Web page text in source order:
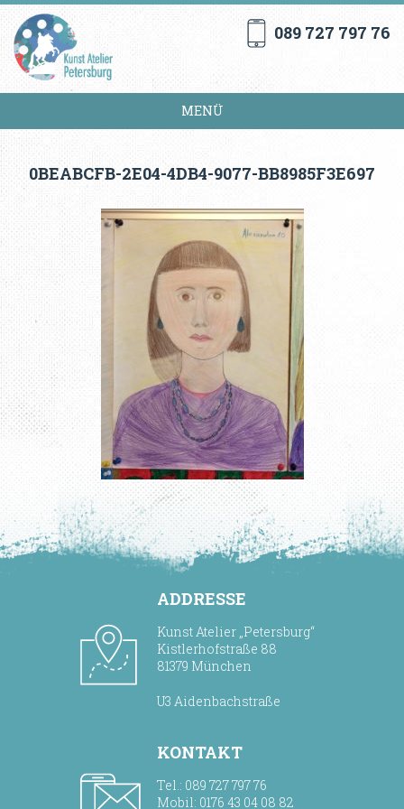
089 727 797 76
MENÜ
0BEABCFB-2E04-4DB4-9077-BB8985F3E697
ADDRESSE
Kunst Atelier „Petersburg“
Kistlerhofstraße 88
81379 München
U3 Aidenbachstraße
KONTAKT
Tel.: 089 727 797 76
Mobil: 0176 43 04 08 82